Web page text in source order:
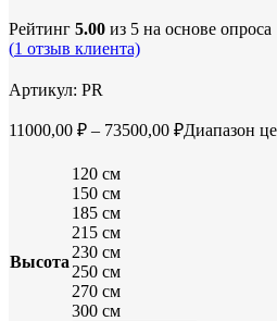
Рейтинг 5.00 из 5 на основе опроса
(1 отзыв клиента)
Артикул: PR
11000,00 ₽ – 73500,00 ₽Диапазон
Высота
120 см
150 см
185 см
215 см
230 см
250 см
270 см
300 см